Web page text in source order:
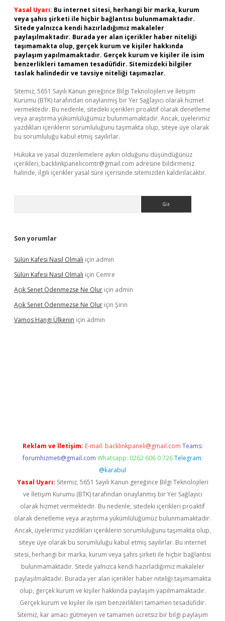
Yasal Uyarı: Bu internet sitesi, herhangi bir marka, kurum
veya şahıs şirketi ile hiçbir bağlantısı bulunmamaktadır.
Sitede yalnızca kendi hazırladığımız makaleler
paylaşılmaktadır. Burada yer alan içerikler haber niteliği
taşımamakta olup, gerçek kurum ve kişiler hakkında
paylaşım yapılmamaktadır. Gerçek kurum ve kişiler ile isim
benzerlikleri tamamen tesadüfidir. Sitemizdeki bilgiler
taslak halindedir ve tavsiye niteliği taşımazlar.
Sitemiz, 5651 Sayılı Kanun gereğince Bilgi Teknolojileri ve İletişim
Kurumu (BTK) tarafından onaylanmış bir Yer Sağlayıcı olarak hizmet
vermektedir. Bu nedenle, sitedeki içerikleri proaktif olarak denetleme
veya araştırma yükümlülüğümüz bulunmamaktadır. Ancak, üyelerimiz
yazdıkları içeriklerin sorumluluğunu taşımakta olup, siteye üye olarak
bu sorumluluğu kabul etmiş sayılırlar.
Hukuka ve yasal düzenlemelere aykırı olduğunu düşündüğünüz
içerikleri, backlinkpanelicomtr@gmail.com adresine bildirmeniz
halinde, ilgili içerikler yasal süre içerisinde sitemizden kaldırılacaktır.
Son yorumlar
Sülün Kafesi Nasıl Olmalı için admin
Sülün Kafesi Nasıl Olmalı için Cemre
Açık Senet Ödenmezse Ne Olur için admin
Açık Senet Ödenmezse Ne Olur için Şirin
Vamos Hangi Ülkenin için admin
Reklam ve İletişim: E-mail: backlinkpaneli@gmail.com Teams:
forumhizmeti@gmail.com Whatsapp: 0262 606 0 726 Telegram:
@karabul
Yasal Uyarı: Sitemiz, 5651 Sayılı Kanun gereğince Bilgi Teknolojileri
ve İletişim Kurumu (BTK) tarafından onaylanmış bir Yer Sağlayıcı
olarak hizmet vermektedir. Bu nedenle, sitedeki içerikleri proaktif
olarak denetleme veya araştırma yükümlülüğümüz bulunmamaktadır.
Ancak, üyelerimiz yazdıkları içeriklerin sorumluluğunu taşımakta olup,
siteye üye olarak bu sorumluluğu kabul etmiş sayılırlar. Bu internet
sitesi, herhangi bir marka, kurum veya şahıs şirketi ile hiçbir bağlantısı
bulunmamaktadır. Sitede yalnızca kendi hazırladığımız makaleler
paylaşılmaktadır. Burada yer alan içerikler haber niteliği taşımamakta
olup, gerçek kurum ve kişiler hakkında paylaşım yapılmamaktadır.
Gerçek kurum ve kişiler ile isim benzerlikleri tamamen tesadüfidir.
Sitemiz, kar amacı gütmeyen ve tamamen ücretsiz bir bilgi paylaşım